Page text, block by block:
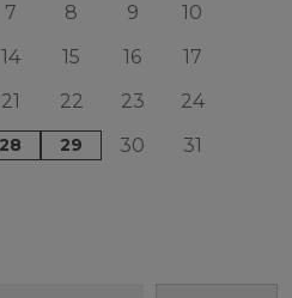
7 8 9
10
14 15 16
17
21 22 23
24
28 29 30 31